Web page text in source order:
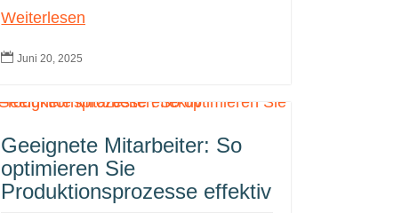
Weiterlesen
 Juni 20, 2025
Geeignete Mitarbeiter: So
optimieren Sie
Produktionsprozesse effektiv